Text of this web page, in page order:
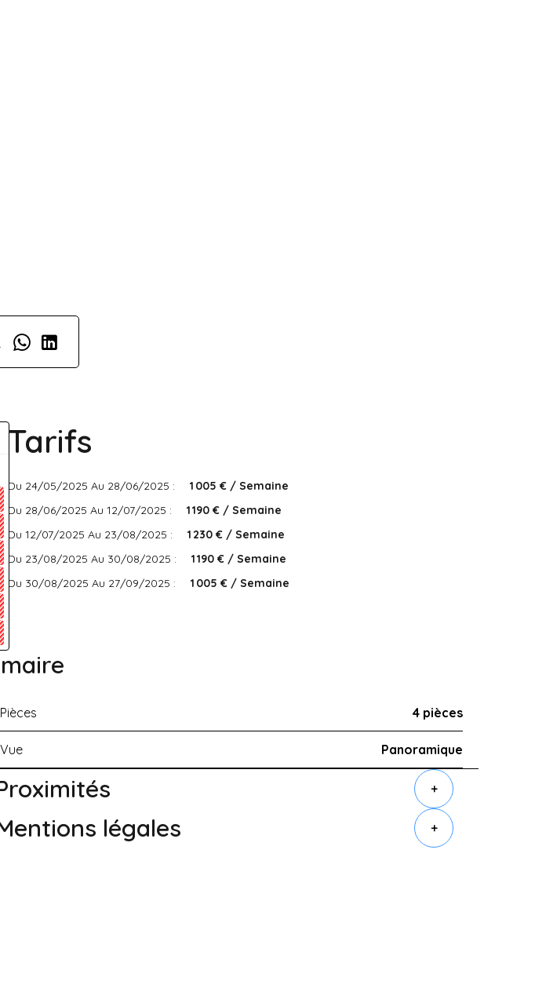
Tarifs
Du 24/05/2025 Au 28/06/2025 :
1 005 € / Semaine
Du 28/06/2025 Au 12/07/2025 :
1 190 € / Semaine
Du 12/07/2025 Au 23/08/2025 :
1 230 € / Semaine
Du 23/08/2025 Au 30/08/2025 :
1 190 € / Semaine
Du 30/08/2025 Au 27/09/2025 :
1 005 € / Semaine
Pièces 4 pièces
Vue Panoramique
+
légales +